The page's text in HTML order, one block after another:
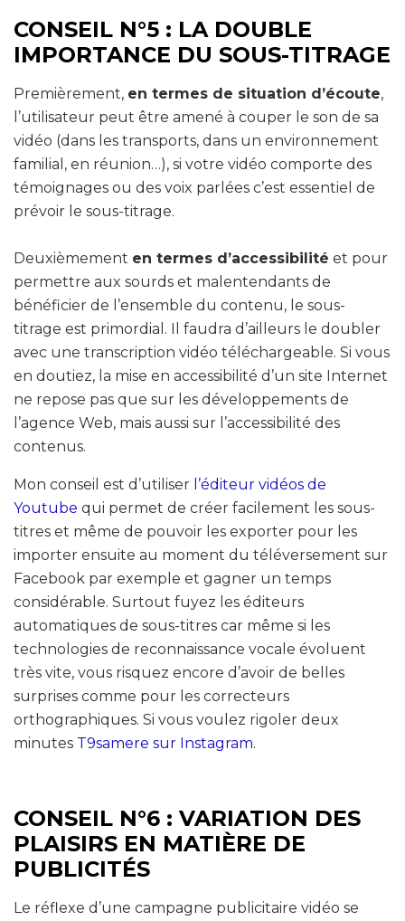
CONSEIL N°5 : LA DOUBLE
IMPORTANCE DU SOUS-TITRAGE
Premièrement, en termes de situation d’écoute,
l’utilisateur peut être amené à couper le son de sa
vidéo (dans les transports, dans un environnement
familial, en réunion…), si votre vidéo comporte des
témoignages ou des voix parlées c’est essentiel de
prévoir le sous-titrage.
Deuxièmement en termes d’accessibilité et pour
permettre aux sourds et malentendants de
bénéficier de l’ensemble du contenu, le sous-
titrage est primordial. Il faudra d’ailleurs le doubler
avec une transcription vidéo téléchargeable. Si vous
en doutiez, la mise en accessibilité d’un site Internet
ne repose pas que sur les développements de
l’agence Web, mais aussi sur l’accessibilité des
contenus.
Mon conseil est d’utiliser l’éditeur vidéos de
Youtube qui permet de créer facilement les sous-
titres et même de pouvoir les exporter pour les
importer ensuite au moment du téléversement sur
Facebook par exemple et gagner un temps
considérable. Surtout fuyez les éditeurs
automatiques de sous-titres car même si les
technologies de reconnaissance vocale évoluent
très vite, vous risquez encore d’avoir de belles
surprises comme pour les correcteurs
orthographiques. Si vous voulez rigoler deux
minutes T9samere sur Instagram.
CONSEIL N°6 : VARIATION DES
PLAISIRS EN MATIÈRE DE
PUBLICITÉS
Le réflexe d’une campagne publicitaire vidéo se